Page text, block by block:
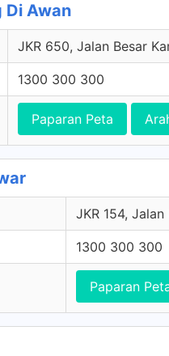
Di Awan
JKR 650, Jalan Besar
1300 300 300
Paparan Peta
JKR 154,
1300 300 300
Paparan